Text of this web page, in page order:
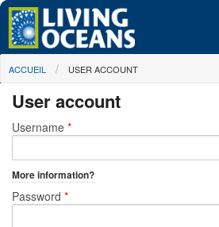
Skip to main content
À propos de nous
Nos campagnes
Les Cartes
You are here
ACCUEIL USER ACCOUNT
User account
Primary tabs
Username *
More information?
Password *